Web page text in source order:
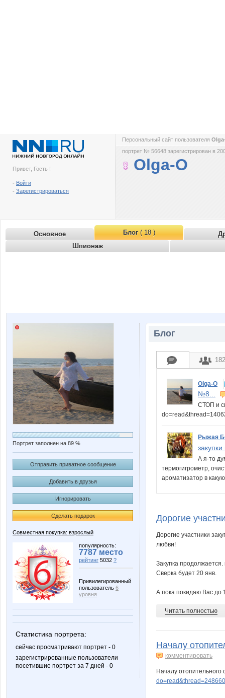
Привет, Гость !
- Войти
- Зарегистрироваться
Персональный сайт пользователя
портрет № 56648 зарегистрирован в
Olga-O
Основное Блог( 18 )
Шпионаж
Портрет заполнен на 89 %
Отправить приватное сообщение
Добавить в друзья
Игнорировать
Сделать подарок
Совместная покупка: взрослый
популярность:
7787 место
рейтинг 5032 ?
Привилегированный
пользователь 6
уровня
Статистика портрета:
сейчас просматривают портрет - 0
зарегистрированные пользователи
посетившие портрет за 7 дней - 0
Блог
182
Olga-O
№8...
СТОП и
Рыжая
А я-то
термогигрометр,
ароматизатор в
Дорогие
Дорогие участники
любви!
Закупка
Сверка будет 20 янв.
А пока покидаю Вас до
Читать полностью
Началу
комментировать
Началу